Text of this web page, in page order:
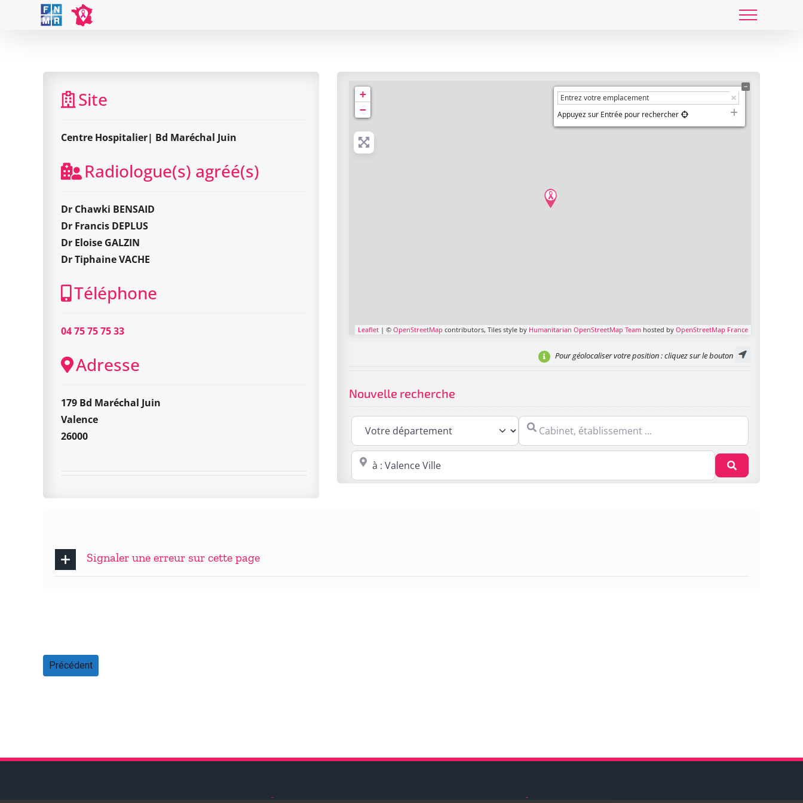
Site
Centre Hospitalier| Bd Maréchal Juin
Radiologue(s) agréé(s)
Dr Chawki BENSAID
Dr Francis DEPLUS
Dr Eloise GALZIN
Dr Tiphaine VACHE
Téléphone
04 75 75 75 33
Adresse
179 Bd Maréchal Juin
Valence
26000
+
−
Appuyez sur Entrée pour rechercher
Leaflet | © OpenStreetMap contributors, Tiles style by Humanitarian OpenStreetMap Team hosted by OpenStreetMap France
Pour géolocaliser votre position: cliquez sur le bouton
Nouvelle recherche
Cabinet, établissement ...
Proche de : ville, cp, lieu ... Recherche
Signaler une erreur sur cette page
Précédent